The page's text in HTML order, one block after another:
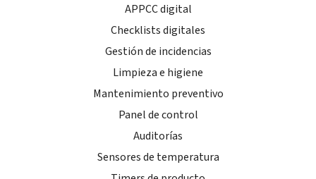
APPCC digital
Checklists digitales
Gestión de incidencias
Limpieza e higiene
Mantenimiento preventivo
Panel de control
Auditorías
Sensores de temperatura